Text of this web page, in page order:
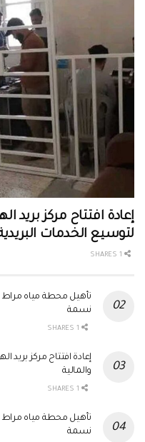
إعادة افتتاح مركز بريد
لتوسيع الخدمات
نسمة
إعادة افتتاح مركز بريد
والمالية
نسمة